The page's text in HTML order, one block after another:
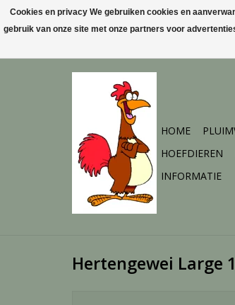
HOME
HOEFDIEREN
INFORMATIE
Hertengewei Large
Cookies en privacy We gebruiken cookies en
gebruik van onze site met onze partners voor